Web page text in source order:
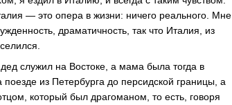
— это опера в жизни: ничего реального. Мне
драматичность, так что Италия, из
служил на Востоке, а мама была тогда в
из Петербурга до персидской границы, а
который был драгоманом, то есть, говоря